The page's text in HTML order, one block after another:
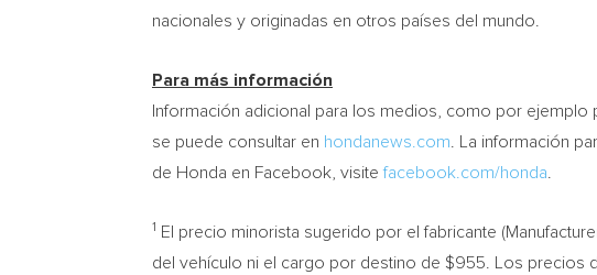
nacionales y originadas en otros países del mundo.
Para más información
Información adicional para los medios, como por
se puede consultar en hondanews.com . La información
de Honda en Facebook, visitefacebook.com/honda
1
El precio minorista sugerido por el fabricante
del vehículo ni el cargo por destino de $955 . Los precios